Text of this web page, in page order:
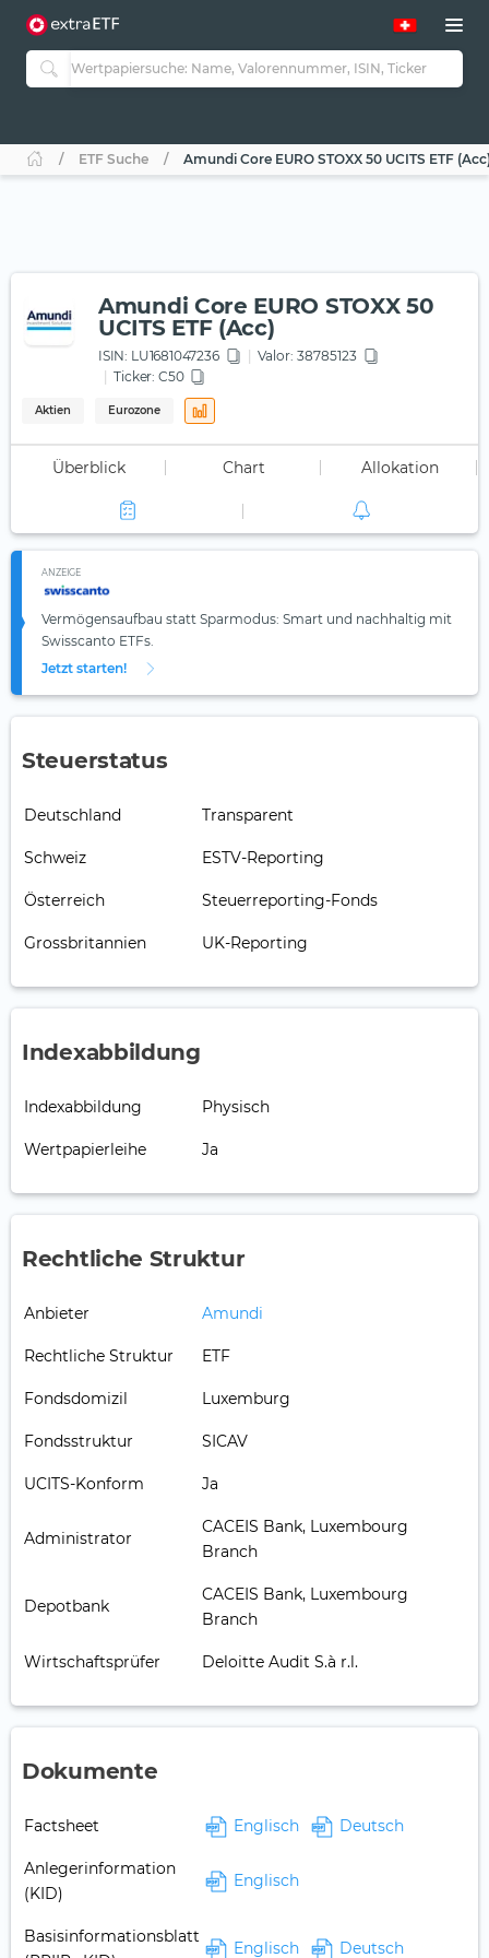
ETF Suche Amundi Core EURO STOXX 50 UCITS ETF
Amundi Core EURO STOXX 50
UCITS ETF (Acc)
ISIN: LU1681047236
Valor: 38785123
Ticker: C50
Aktien Eurozone
Überblick Chart Allokation
ANZEIGE
Vermögensaufbau statt Sparmodus: Smart und nachhaltig mit
Swisscanto ETFs.
Jetzt starten!
Steuerstatus
Deutschland Transparent
Schweiz ESTV-Reporting
Österreich Steuerreporting-Fonds
Grossbritannien UK-Reporting
Indexabbildung
Indexabbildung Physisch
Wertpapierleihe Ja
Rechtliche Struktur
Anbieter Amundi
Rechtliche Struktur ETF
Fondsdomizil Luxemburg
Fondsstruktur SICAV
UCITS-Konform Ja
Administrator
CACEIS Bank, Luxembourg
Branch
Depotbank
CACEIS Bank, Luxembourg
Branch
Wirtschaftsprüfer Deloitte Audit S.à r.l.
Dokumente
Factsheet Englisch Deutsch
Anlegerinformation
(KID)
Englisch
Basisinformationsblatt
Englisch Deutsch